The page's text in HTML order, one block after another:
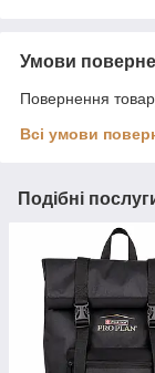
Умови
Повернення
Всі умови
Подібні